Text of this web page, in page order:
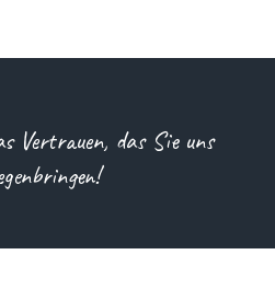
Vertrauen, das Sie uns